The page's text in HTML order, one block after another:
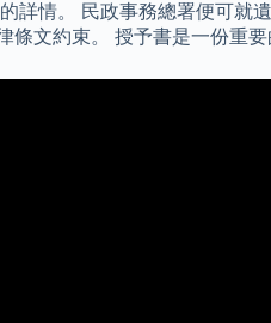
詳情。 民政事務總署便可
文約束。 授予書是一份重